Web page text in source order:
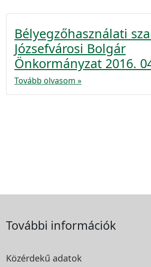
Bélyegzőhasználati
Józsefvárosi Bolgár
Önkormányzat 2016.
Tovább olvasom »
További információk
Közérdekű adatok